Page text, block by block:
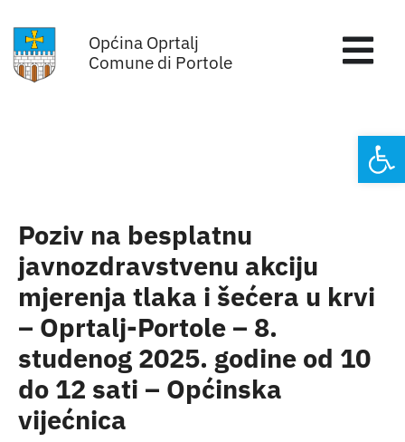
content
Općina Oprtalj
Comune di Portole
Sa sjednica vijeća
Za građane
Mjesta
Subjekti
Turistička ponuda
Poziv na besplatnu
javnozdravstvenu akciju
mjerenja tlaka i šećera u krvi
– Oprtalj-Portole – 8.
studenog 2025. godine od 10
do 12 sati – Općinska
vijećnica